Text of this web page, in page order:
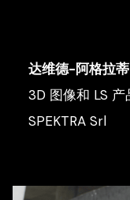
达维德-阿格拉蒂
3D 图像和 LS 产
SPEKTRA Srl